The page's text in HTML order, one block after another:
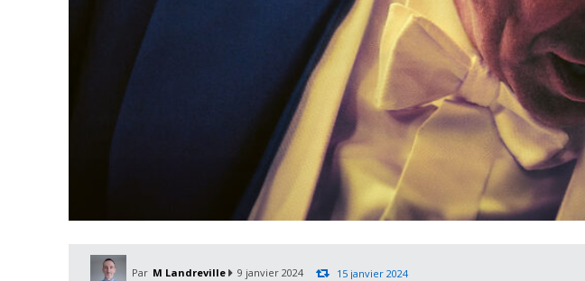
Par M Landreville 9 janvier 2024 15 janvier 2024